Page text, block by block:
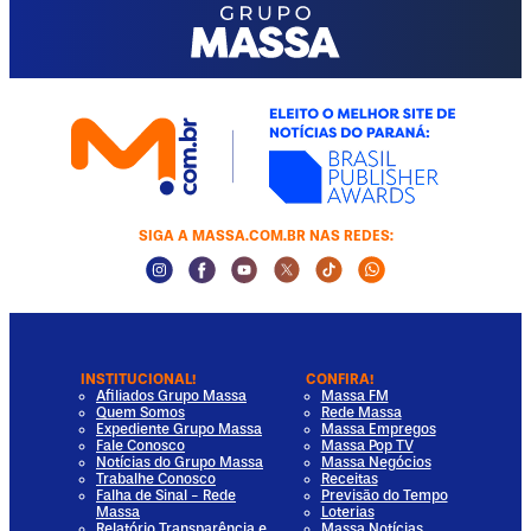
SIGA A MASSA.COM.BR NAS REDES:
Instagram Social Media
Facebook Social Media
Youtube Social Media
Twitter Social Media
Tiktok Social Media
Whatsapp
INSTITUCIONAL!
Afiliados Grupo Massa
Quem Somos
Expediente Grupo Massa
Fale Conosco
Notícias do Grupo Massa
Trabalhe Conosco
Falha de Sinal - Rede
Massa
CONFIRA!
Massa FM
Rede Massa
Massa Empregos
Massa Pop TV
Massa Negócios
Receitas
Previsão do Tempo
Loterias